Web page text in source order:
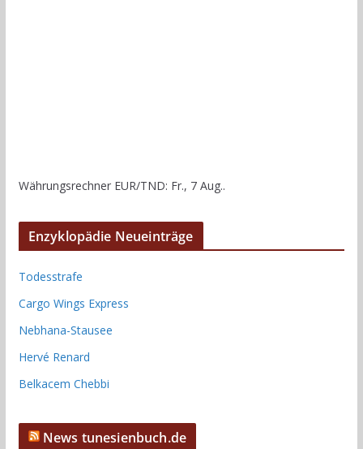
Währungsrechner EUR/TND: Fr., 7 Aug..
Enzyklopädie Neueinträge
Todesstrafe
Cargo Wings Express
Nebhana-Stausee
Hervé Renard
Belkacem Chebbi
News tunesienbuch.de